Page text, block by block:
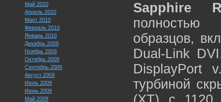
Май 2010
Апрель 2010
Март 2010
Февраль 2010
Январь 2010
Декабрь 2009
Ноябрь 2009
Октябрь 2009
Сентябрь 2009
Август 2009
Июль 2009
Июнь 2009
Май 2009
Sapphire
полностью
образцов,
Dual-Link
DisplayPort
турбиной